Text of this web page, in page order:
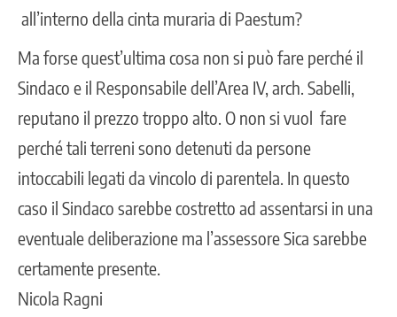
all’interno della cinta muraria di Paestum?
Ma forse quest’ultima cosa non si può fare perché il
Sindaco e il Responsabile dell’Area IV, arch. Sabelli,
reputano il prezzo troppo alto. O non si vuol fare
perché tali terreni sono detenuti da persone
intoccabili legati da vincolo di parentela. In questo
caso il Sindaco sarebbe costretto ad assentarsi in una
eventuale deliberazione ma l’assessore Sica sarebbe
certamente presente.
Nicola Ragni